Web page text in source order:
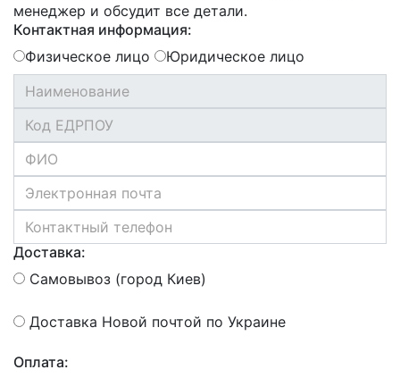
менеджер и обсудит все детали.
Контактная информация:
Физическое лицо
Юридическое лицо
Доставка:
Самовывоз (город Киев)
Доставка Новой почтой по Украине
Оплата: